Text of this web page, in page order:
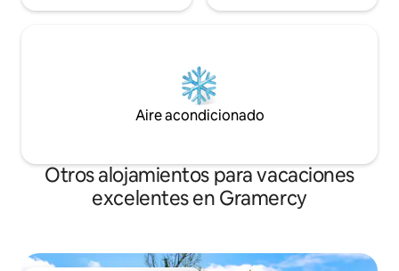
Aire acondicionado
Otros alojamientos para vacaciones
excelentes en Gramercy